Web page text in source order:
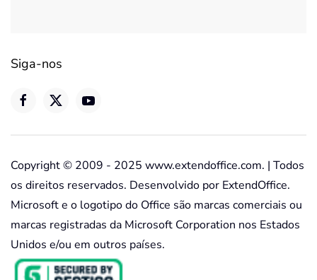
Siga-nos
Copyright © 2009 - 2025 www.extendoffice.com. | Todos
os direitos reservados. Desenvolvido por ExtendOffice.
Microsoft e o logotipo do Office são marcas comerciais ou
marcas registradas da Microsoft Corporation nos Estados
Unidos e/ou em outros países.